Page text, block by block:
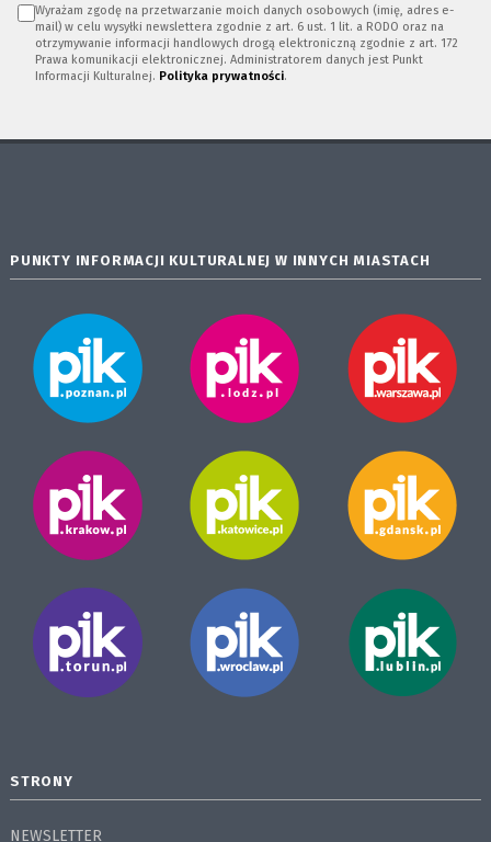
Wyrażam zgodę na przetwarzanie moich danych osobowych (imię, adres e-
mail) w celu wysyłki newslettera zgodnie z art. 6 ust. 1 lit. a RODO oraz na
otrzymywanie informacji handlowych drogą elektroniczną zgodnie z art. 172
Prawa komunikacji elektronicznej. Administratorem danych jest Punkt
Informacji Kulturalnej. Polityka prywatności.
PUNKTY INFORMACJI KULTURALNEJ W INNYCH MIASTACH
STRONY
NEWSLETTER